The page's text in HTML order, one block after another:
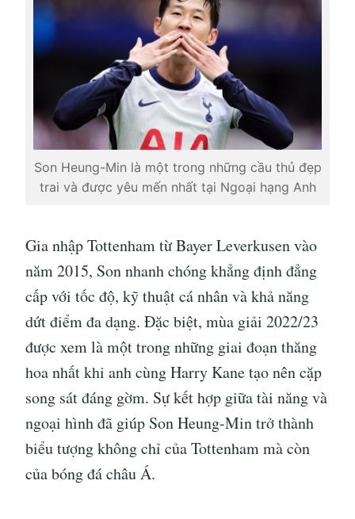
Son Heung-Min là một trong những cầu thủ đẹp
trai và được yêu mến nhất tại Ngoại hạng Anh
Gia nhập Tottenham từ Bayer Leverkusen vào
năm 2015, Son nhanh chóng khẳng định đẳng
cấp với tốc độ, kỹ thuật cá nhân và khả năng
dứt điểm đa dạng. Đặc biệt, mùa giải 2022/23
được xem là một trong những giai đoạn thăng
hoa nhất khi anh cùng Harry Kane tạo nên cặp
song sát đáng gờm. Sự kết hợp giữa tài năng và
ngoại hình đã giúp Son Heung-Min trở thành
biểu tượng không chỉ của Tottenham mà còn
của bóng đá châu Á.